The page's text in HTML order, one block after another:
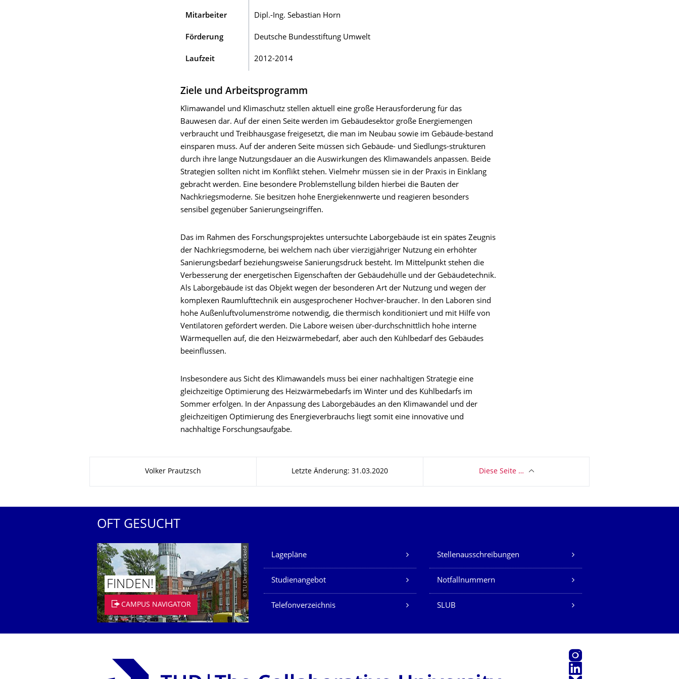
Mitarbeiter Dipl.-Ing. Sebastian Horn
Förderung Deutsche Bundesstiftung Umwelt
Laufzeit 2012-2014
Ziele und Arbeitsprogramm
Klimawandel und Klimaschutz stellen aktuell eine große Herausforderung für das
Bauwesen dar. Auf der einen Seite werden im Gebäudesektor große Energiemengen
verbraucht und Treibhausgase freigesetzt, die man im Neubau sowie im Gebäude-bestand
einsparen muss. Auf der anderen Seite müssen sich Gebäude- und Siedlungs-strukturen
durch ihre lange Nutzungsdauer an die Auswirkungen des Klimawandels anpassen. Beide
Strategien sollten nicht im Konflikt stehen. Vielmehr müssen sie in der Praxis in Einklang
gebracht werden. Eine besondere Problemstellung bilden hierbei die Bauten der
Nachkriegsmoderne. Sie besitzen hohe Energiekennwerte und reagieren besonders
sensibel gegenüber Sanierungseingriffen.
Das im Rahmen des Forschungsprojektes untersuchte Laborgebäude ist ein spätes Zeugnis
der Nachkriegsmoderne, bei welchem nach über vierzigjähriger Nutzung ein erhöhter
Sanierungsbedarf beziehungsweise Sanierungsdruck besteht. Im Mittelpunkt stehen die
Verbesserung der energetischen Eigenschaften der Gebäudehülle und der Gebäudetechnik.
Als Laborgebäude ist das Objekt wegen der besonderen Art der Nutzung und wegen der
komplexen Raumlufttechnik ein ausgesprochener Hochver-braucher. In den Laboren sind
hohe Außenluftvolumenströme notwendig, die thermisch konditioniert und mit Hilfe von
Ventilatoren gefördert werden. Die Labore weisen über-durchschnittlich hohe interne
Wärmequellen auf, die den Heizwärmebedarf, aber auch den Kühlbedarf des Gebäudes
beeinflussen.
Insbesondere aus Sicht des Klimawandels muss bei einer nachhaltigen Strategie eine
gleichzeitige Optimierung des Heizwärmebedarfs im Winter und des Kühlbedarfs im
Sommer erfolgen. In der Anpassung des Laborgebäudes an den Klimawandel und der
gleichzeitigen Optimierung des Energieverbrauchs liegt somit eine innovative und
nachhaltige Forschungsaufgabe.
Volker Prautzsch Letzte Änderung: 31.03.2020 Diese Seite …
OFT GESUCHT
© TU Dresden/Eckold
FINDEN!
CAMPUS NAVIGATOR
Unsere Dienste
Lagepläne Stellenausschreibungen
Studienangebot Notfallnummern
Telefonverzeichnis SLUB
Instagram
LinkedIn